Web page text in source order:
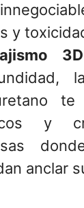
y
y
anclar